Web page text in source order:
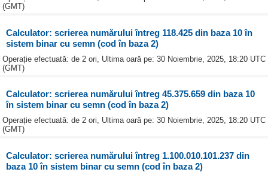
(GMT)
Calculator: scrierea numărului întreg 118.425 din baza 10 în
sistem binar cu semn (cod în baza 2)
Operație efectuată: de 2 ori, Ultima oară pe: 30 Noiembrie, 2025, 18:20 UTC
(GMT)
Calculator: scrierea numărului întreg 45.375.659 din baza 10
în sistem binar cu semn (cod în baza 2)
Operație efectuată: de 2 ori, Ultima oară pe: 30 Noiembrie, 2025, 18:20 UTC
(GMT)
Calculator: scrierea numărului întreg 1.100.010.101.237 din
baza 10 în sistem binar cu semn (cod în baza 2)